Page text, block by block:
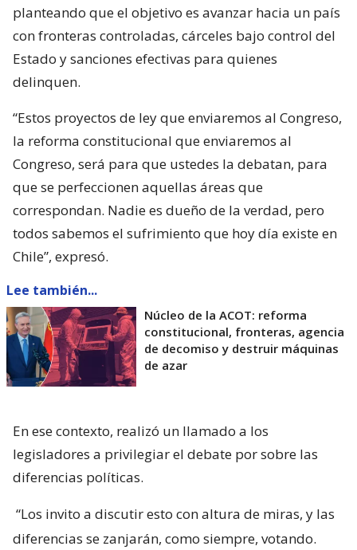
planteando que el objetivo es avanzar hacia un país
con fronteras controladas, cárceles bajo control del
Estado y sanciones efectivas para quienes
delinquen.
“Estos proyectos de ley que enviaremos al Congreso,
la reforma constitucional que enviaremos al
Congreso, será para que ustedes la debatan, para
que se perfeccionen aquellas áreas que
correspondan. Nadie es dueño de la verdad, pero
todos sabemos el sufrimiento que hoy día existe en
Chile”, expresó.
Lee también...
Núcleo de la ACOT: reforma
constitucional, fronteras, agencia
de decomiso y destruir máquinas
de azar
En ese contexto, realizó un llamado a los
legisladores a privilegiar el debate por sobre las
diferencias políticas.
“Los invito a discutir esto con altura de miras, y las
diferencias se zanjarán, como siempre, votando.